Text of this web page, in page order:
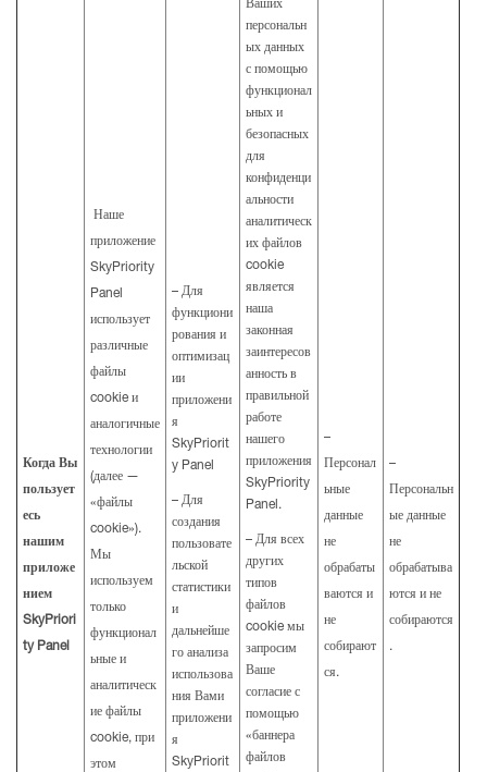
Когда Вы
пользует
есь
нашим
приложе
нием
SkyPriori
ty Panel
Наше
приложение
SkyPriority
Panel
использует
различные
файлы
cookie и
аналогичные
технологии
(далее —
«файлы
cookie»).
Мы
используем
только
функционал
ьные и
аналитическ
ие файлы
cookie, при
этом
– Для
функциони
рования и
оптимизац
ии
приложени
я
SkyPriorit
y Panel
– Для
создания
пользовате
льской
статистики
и
дальнейше
го анализа
использова
ния Вами
приложени
я
SkyPriorit
Ваших
персональн
ых данных
с помощью
функционал
ьных и
безопасных
для
конфиденци
альности
аналитическ
их файлов
cookie
является
наша
законная
заинтересов
анность в
правильной
работе
нашего
приложения
SkyPriority
Panel.
– Для всех
других
типов
файлов
cookie мы
запросим
Ваше
согласие с
помощью
«баннера
файлов
–
Персонал
ьные
данные
не
обрабаты
ваются и
не
собирают
ся.
–
Персональн
ые данные
не
обрабатыва
ются и не
собираются
.